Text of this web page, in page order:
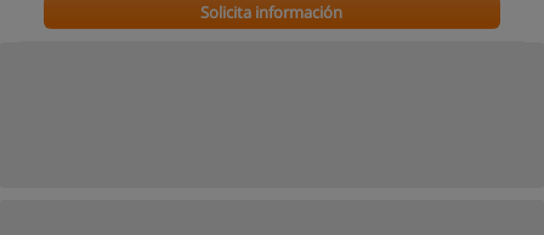
Solicita información